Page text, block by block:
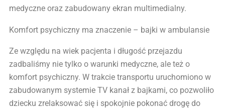
medyczne oraz zabudowany ekran multimedialny.
Komfort psychiczny ma znaczenie – bajki w ambulansie
Ze względu na wiek pacjenta i długość przejazdu
zadbaliśmy nie tylko o warunki medyczne, ale też o
komfort psychiczny. W trakcie transportu uruchomiono w
zabudowanym systemie TV kanał z bajkami, co pozwoliło
dziecku zrelaksować się i spokojnie pokonać drogę do